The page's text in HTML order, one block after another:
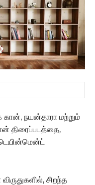
நயன்தாரா மற்றும்
திரைப்படத்தை,
சிறந்த